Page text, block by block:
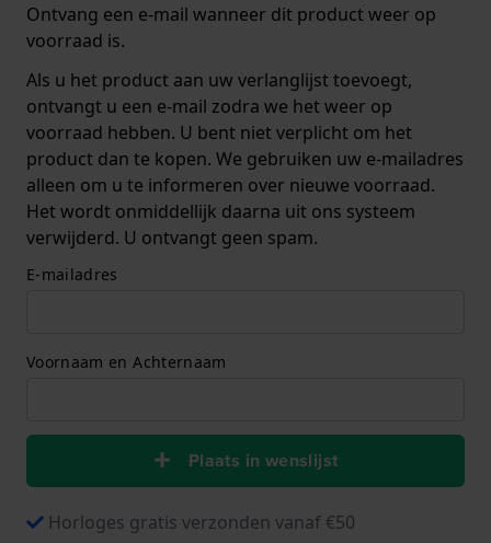
Ontvang een e-mail wanneer dit product weer op
voorraad is.
Als u het product aan uw verlanglijst toevoegt,
ontvangt u een e-mail zodra we het weer op
voorraad hebben. U bent niet verplicht om het
product dan te kopen. We gebruiken uw e-mailadres
alleen om u te informeren over nieuwe voorraad.
Het wordt onmiddellijk daarna uit ons systeem
verwijderd. U ontvangt geen spam.
E-mailadres
Voornaam en Achternaam
Plaats in wenslijst
Horloges gratis verzonden vanaf €50